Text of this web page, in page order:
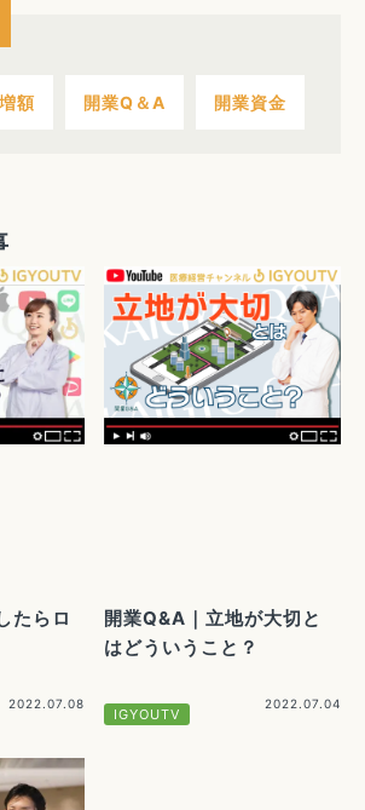
額 開業Q＆A 開業資金
たらロ
2022.07.08
開業Q&A｜立地が大切と
はどういうこと？
IGYOUTV
2022.07.04